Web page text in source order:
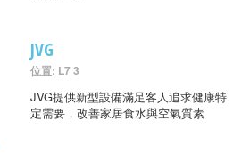
JVG
位置: L7 3
JVG提供新型設備滿足客人追求健康特
定需要，改善家居食水與空氣質素